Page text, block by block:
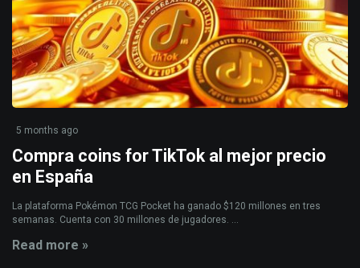
5 months ago
Compra coins for TikTok al mejor precio
en España
La plataforma Pokémon TCG Pocket ha ganado $120 millones en tres
semanas. Cuenta con 30 millones de jugadores. ...
Read more »